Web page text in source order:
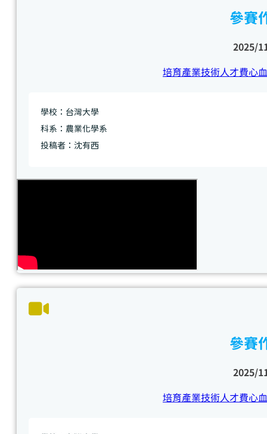
參賽
2025/
培育產業技術人才費心
學校：台灣大學
科系：農業化學系
投稿者：沈有西
參賽
2025/
培育產業技術人才費心